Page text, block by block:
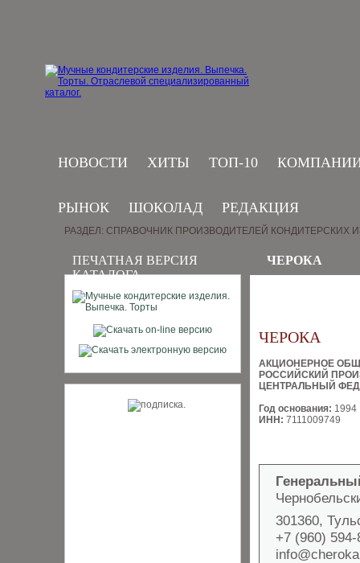
НОВОСТИ ХИТЫ ТОП-10
РЫНОК ШОКОЛАД РЕДАКЦИЯ
ПЕЧАТНАЯ ВЕРСИЯ
КАТАЛОГА
РАЗДЕЛ: СПРАВОЧНИК ПРОИЗВОДИТЕЛЕЙ КОНДИТЕРСКИХ
ЧЕРОКА
ЧЕРОКА
АКЦИОНЕРНОЕ
РОССИЙСКИЙ
ЦЕНТРАЛЬНЫЙ
Год основания: 1994
ИНН: 7111009749
301360,
+7 (960) 594-